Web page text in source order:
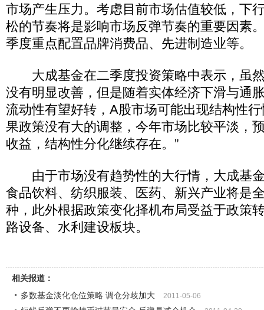
市场产生压力。考虑目前市场估值较低，下
松的节奏将是影响市场反弹节奏的重要因素
季度重点配置品牌消费品、先进制造业等。
大成基金在二季度投资策略中表示，虽
没有明显改善，但是随着实体经济下滑与通
流动性有望好转，A股市场可能出现结构性行
果政策没有大的调整，今年市场比较平淡，
收益，结构性分化继续存在。”
由于市场没有趋势性的大行情，大成基
食品饮料、纺织服装、医药、新兴产业将是
种，此外根据政策变化择机布局受益于政策
路设备、水利建设板块。
相关报道：
多数基金淡化仓位策略 调仓分歧加大
2011-05-06